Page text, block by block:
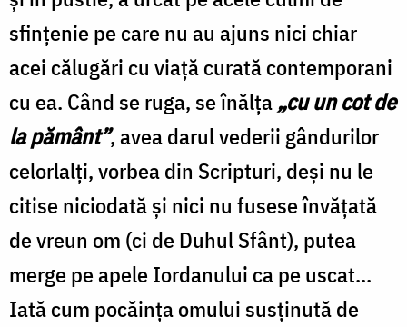
sfinţenie pe care nu au ajuns nici chiar
acei călugări cu viaţă curată contemporani
cu ea. Când se ruga, se înălţa„cu un cot de
la pământ”, avea darul vederii gândurilor
celorlalţi, vorbea din Scripturi, deşi nu le
citise niciodată şi nici nu fusese învăţată
de vreun om (ci de Duhul Sfânt), putea
merge pe apele Iordanului ca pe uscat...
Iată cum pocăinţa omului susţinută de